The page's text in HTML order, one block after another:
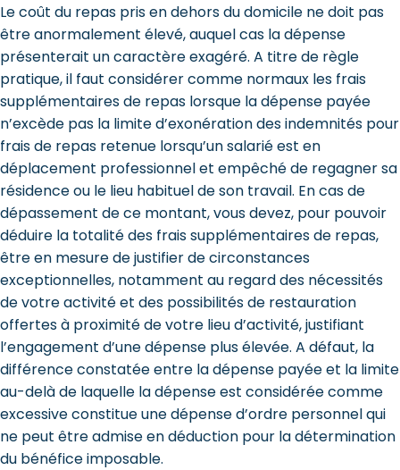
Le coût du repas pris en dehors du domicile ne doit pas
être anormalement élevé, auquel cas la dépense
présenterait un caractère exagéré. A titre de règle
pratique, il faut considérer comme normaux les frais
supplémentaires de repas lorsque la dépense payée
n’excède pas la limite d’exonération des indemnités pour
frais de repas retenue lorsqu’un salarié est en
déplacement professionnel et empêché de regagner sa
résidence ou le lieu habituel de son travail. En cas de
dépassement de ce montant, vous devez, pour pouvoir
déduire la totalité des frais supplémentaires de repas,
être en mesure de justifier de circonstances
exceptionnelles, notamment au regard des nécessités
de votre activité et des possibilités de restauration
offertes à proximité de votre lieu d’activité, justifiant
l’engagement d’une dépense plus élevée. A défaut, la
différence constatée entre la dépense payée et la limite
au-delà de laquelle la dépense est considérée comme
excessive constitue une dépense d’ordre personnel qui
ne peut être admise en déduction pour la détermination
du bénéfice imposable.